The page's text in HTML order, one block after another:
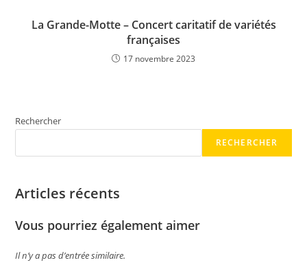
La Grande-Motte – Concert caritatif de variétés
françaises
17 novembre 2023
Rechercher
RECHERCHER
Articles récents
Vous pourriez également aimer
Il n’y a pas d’entrée similaire.